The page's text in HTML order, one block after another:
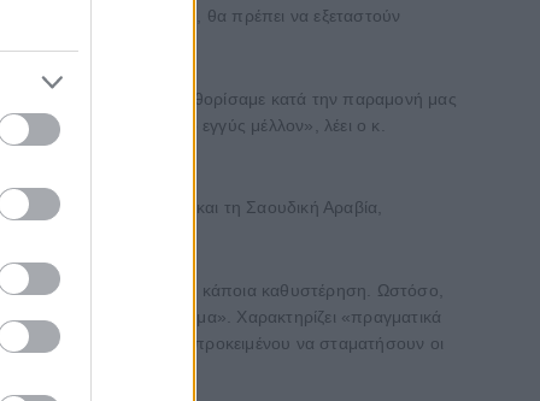
Καστελίου στην Κρήτη, θα πρέπει να εξεταστούν
της Ινδίας καθορίσαμε κατά την παραμονή μας
να αναπτύξουμε στο εγγύς μέλλον», λέει ο κ.
Αραβικά Εμιράτα και τη Σαουδική Αραβία,
μπορούσε να σημειωθεί κάποια καθυστέρηση. Ωστόσο,
θα τερματιστεί σύντομα». Χαρακτηρίζει «πραγματικά
σημαντικά μέτρα, προκειμένου να σταματήσουν οι